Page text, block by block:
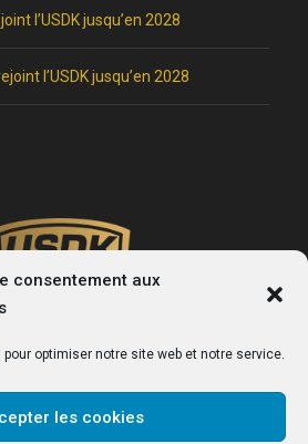
consentement aux
optimiser notre site web et notre service.
les cookies
l’USDK jusqu’en 2028
l’USDK jusqu’en 2028